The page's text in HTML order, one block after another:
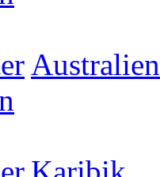
Australien